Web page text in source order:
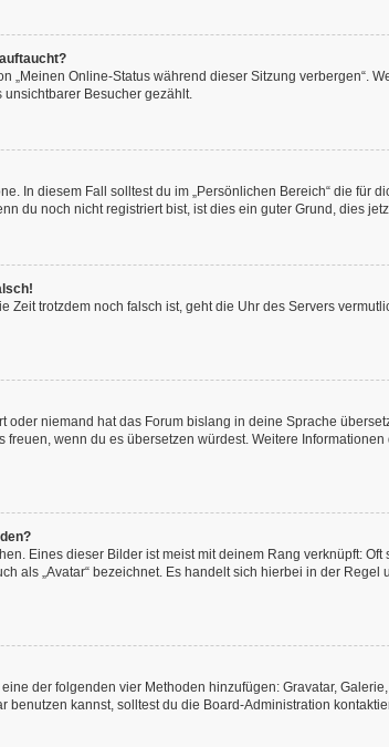
„Meinen Online-Status während dieser Sitzung verbergen“.
Besucher gezählt.
In diesem Fall solltest du im „Persönlichen Bereich“ die für
du noch nicht registriert bist, ist dies ein guter Grund, dies
trotzdem noch falsch ist, geht die Uhr des Servers
niemand hat das Forum bislang in deine Sprache
wenn du es übersetzen würdest. Weitere
Eines dieser Bilder ist meist mit deinem Rang verknüpft:
als „Avatar“ bezeichnet. Es handelt sich hierbei in der
der folgenden vier Methoden hinzufügen: Gravatar,
benutzen kannst, solltest du die Board-Administration